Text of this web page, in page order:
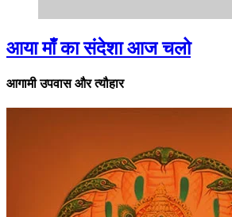
आया माँ का संदेशा आज चलो
आगामी उपवास और त्यौहार